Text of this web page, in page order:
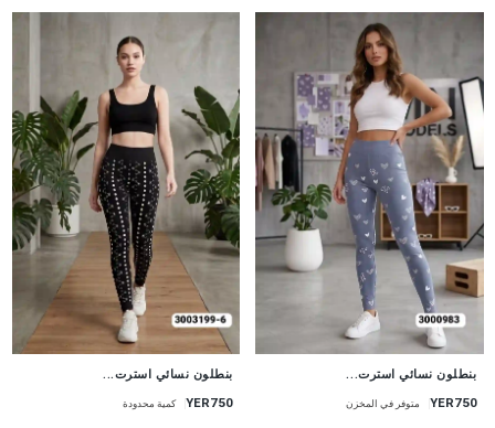
جديد
بنطلون نسائي استرت...
YER750 متوفر في المخزن
جديد
بنطلون نسائي استرت...
YER750 كمية محدودة